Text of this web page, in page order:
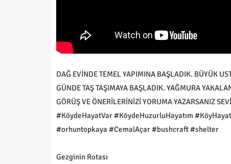
DAĞ EVİNDE TEMEL YAPIMINA BAŞLADIK. BÜYÜK
GÜNDE TAŞ TAŞIMAYA BAŞLADIK. YAĞMURA
GÖRÜŞ VE ÖNERİLERİNİZİ YORUMA YAZARSANIZ
#KöydeHayatVar #KöydeHuzurluHayatım
#orhuntopkaya #CemalAçar #bushcraft #shelter
Gezginin Rotası